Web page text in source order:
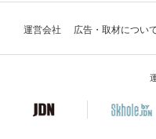
運営会社 広告・取材につい